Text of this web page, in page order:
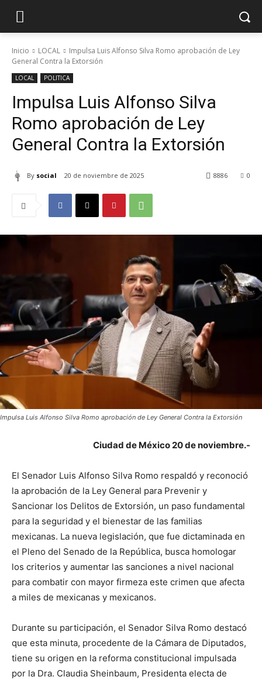
Inicio LOCAL
Impulsa Luis Alfonso Silva Romo aprobación de Ley
General Contra la Extorsión
LOCAL POLITICA
Impulsa Luis Alfonso Silva
Romo aprobación de Ley
General Contra la Extorsión
By social 20 de noviembre de 2025 0
8886
Impulsa Luis Alfonso Silva Romo aprobación de Ley General Contra la Extorsión
Ciudad de México 20 de noviembre.-
El Senador Luis Alfonso Silva Romo respaldó y reconoció
la aprobación de la Ley General para Prevenir y
Sancionar los Delitos de Extorsión, un paso fundamental
para la seguridad y el bienestar de las familias
mexicanas. La nueva legislación, que fue dictaminada en
el Pleno del Senado de la República, busca homologar
los criterios y aumentar las sanciones a nivel nacional
para combatir con mayor firmeza este crimen que afecta
a miles de mexicanas y mexicanos.
Durante su participación, el Senador Silva Romo destacó
que esta minuta, procedente de la Cámara de Diputados,
tiene su origen en la reforma constitucional impulsada
por la Dra. Claudia Sheinbaum, Presidenta electa de